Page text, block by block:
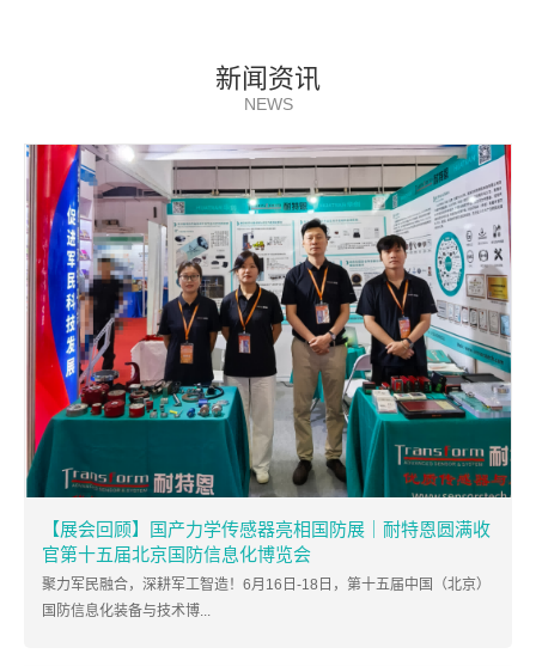
新闻资讯
NEWS
【展会回顾】国产力学传感器亮相国防展｜耐特恩圆满收
官第十五届北京国防信息化博览会
聚力军民融合，深耕军工智造！6月16日-18日，第十五届中国（北京）
国防信息化装备与技术博...